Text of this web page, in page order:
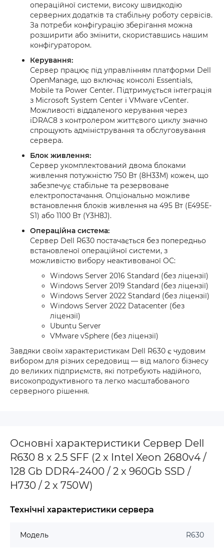
операційної системи, високу швидкодію
серверних додатків та стабільну роботу сервісів.
За потреби конфігурацію зберігання можна
розширити або змінити, скориставшись нашим
конфігуратором.
Керування:
Сервер працює під управлінням платформи Dell
OpenManage, що включає консолі Essentials,
Mobile та Power Center. Підтримується інтеграція
з Microsoft System Center і VMware vCenter.
Можливості віддаленого керування через
iDRAC8 з контролером життєвого циклу значно
спрощують адміністрування та обслуговування
сервера.
Блок живлення:
Сервер укомплектований двома блоками
живлення потужністю 750 Вт (8H33M) кожен, що
забезпечує стабільне та резервоване
електропостачання. Опціонально можливе
встановлення блоків живлення на 495 Вт (E495E-
S1) або 1100 Вт (Y3H8J).
Операційна система:
Сервер Dell R630 постачається без попередньо
встановленої операційної системи, з
можливістю вибору неактивованої ОС:
Windows Server 2016 Standard (без ліцензії)
Windows Server 2019 Standard (без ліцензії)
Windows Server 2022 Standard (без ліцензії)
Windows Server 2022 Datacenter (без
ліцензії)
Ubuntu Server
VMware vSphere (без ліцензії)
Завдяки своїм характеристикам Dell R630 є чудовим
вибором для різних середовищ — від малого бізнесу
до великих підприємств, які потребують надійного,
високопродуктивного та легко масштабованого
серверного рішення.
Основні характеристики Сервер Dell
R630 8 x 2.5 SFF (2 x Intel Xeon 2680v4 /
128 Gb DDR4-2400 / 2 x 960Gb SSD /
H730 / 2 x 750W)
Технічні характеристики сервера
Модель R630